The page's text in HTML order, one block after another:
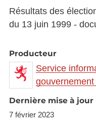
Résultats des
du 13 juin 1999 -
Producteur
Service
gouvernement
Dernière mise à jour
7 février 2023